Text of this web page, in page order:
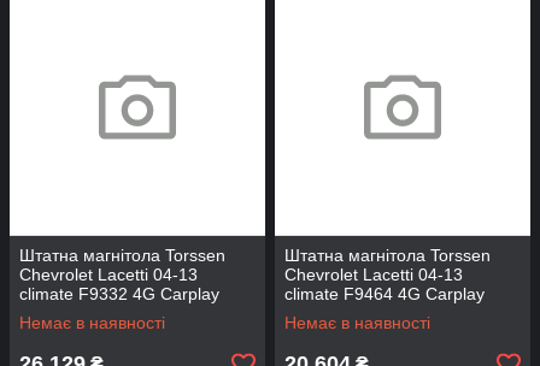
Штатна магнітола Torssen
Chevrolet Lacetti 04-13
climate F9332 4G Carplay
DSP
Немає в наявності
Штатна магнітола Torssen
Chevrolet Lacetti 04-13
climate F9464 4G Carplay
DSP
Немає в наявності